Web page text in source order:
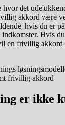
det
akkord være
hvis du er
Hvis
en frivillig
er ikke